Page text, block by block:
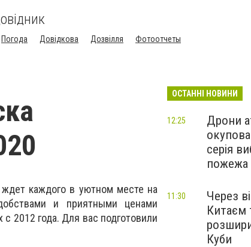
Погода Довідкова Дозвілля Фотоотчеты
каждого в уютном месте на
и приятными ценами
2012 года. Для вас подготовили
ОСТАННІ НОВИНИ
Дрони
серія
пожежа
12:25
Через
Куби
11:30